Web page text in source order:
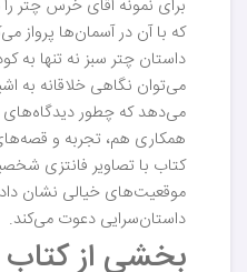
برای نمونه آقای خرس چتر
که با آن در آسمان‌ها پرواز
داستان چتر سبز نه تنها
می‌توان نگاهی خلاقانه به
می‌دهد که چطور دیدگاه‌های
همکاری هم، تجربه و
کتاب با تصاویر فانتزی
موقعیت‌های خیالی نشان
داستان‌سرایی دعوت می‌کند.
بخشی از کتاب